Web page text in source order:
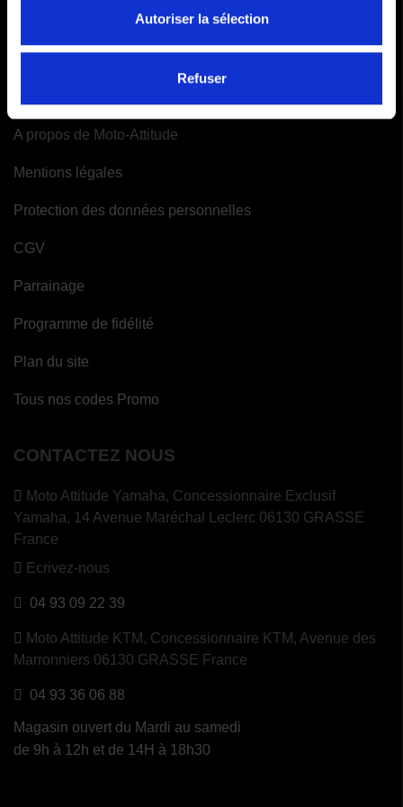
Autoriser la sélection
Refuser
A propos de Moto-Attitude
Mentions légales
Protection des données personnelles
CGV
Parrainage
Programme de fidélité
Plan du site
Tous nos codes Promo
CONTACTEZ NOUS
Moto Attitude Yamaha, Concessionnaire Exclusif
Yamaha, 14 Avenue Maréchal Leclerc 06130 GRASSE
France
Ecrivez-nous
04 93 09 22 39
Moto Attitude KTM, Concessionnaire KTM, Avenue des
Marronniers 06130 GRASSE France
04 93 36 06 88
Magasin ouvert du Mardi au samedi
de 9h à 12h et de 14H à 18h30